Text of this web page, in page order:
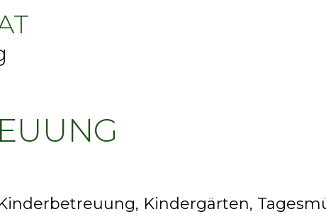
Kindergärten,